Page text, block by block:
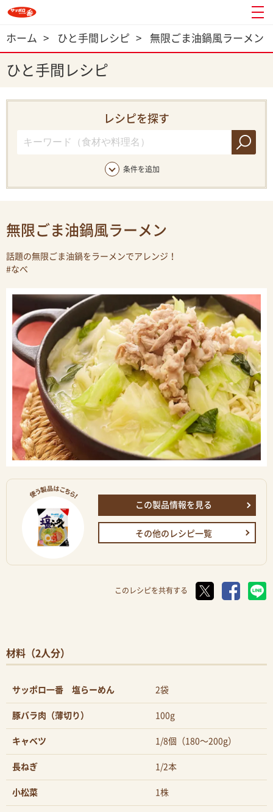
ホーム > ひと手間レシピ > 無限ごま油鍋風ラーメン
ひと手間レシピ
レシピを探す
条件を追加
無限ごま油鍋風ラーメン
話題の無限ごま油鍋をラーメンでアレンジ！
#なべ
この製品情報を見る
その他のレシピ一覧
このレシピを共有する
材料（2人分）
サッポロ一番 塩らーめん 2袋
豚バラ肉（薄切り） 100g
キャベツ 1/8個（180〜200g）
長ねぎ 1/2本
小松菜 1株